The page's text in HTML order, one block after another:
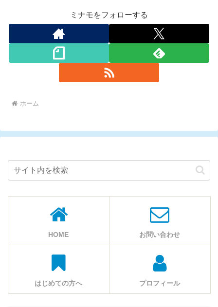
ミナモをフォローする
ホーム
HOME お問い合わせ
はじめての方へ プロフィール